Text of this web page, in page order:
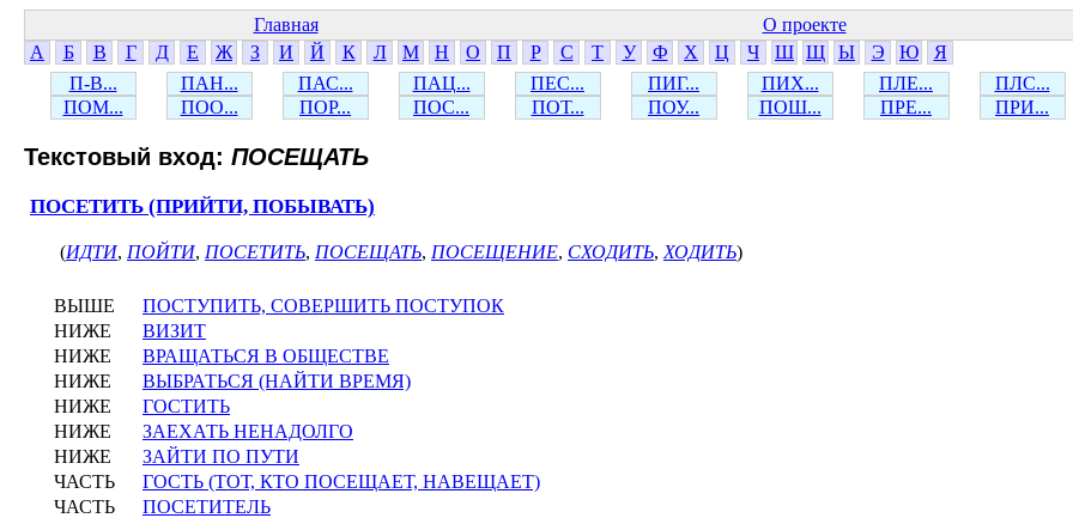
Главная
О проекте
А
Б В Г Д Е Ж З И Й К Л М Н О П Р С Т У Ф Х Ц Ч Ш Щ Ы Э Ю
Я
П-В...
ПАН... ПАС... ПАЦ... ПЕС... ПИГ... ПИХ... ПЛЕ...
ПЛС...
ПОМ...
ПОО... ПОР... ПОС... ПОТ... ПОУ... ПОШ... ПРЕ... ПРИ...
Текстовый вход: ПОСЕЩАТЬ
ПОСЕТИТЬ (ПРИЙТИ, ПОБЫВАТЬ)
(ИДТИ, ПОЙТИ, ПОСЕТИТЬ, ПОСЕЩАТЬ, ПОСЕЩЕНИЕ, СХОДИТЬ, ХОДИТЬ)
ВЫШЕ
ПОСТУПИТЬ, СОВЕРШИТЬ ПОСТУПОК
НИЖЕ
ВИЗИТ
НИЖЕ
ВРАЩАТЬСЯ В ОБЩЕСТВЕ
НИЖЕ
ВЫБРАТЬСЯ (НАЙТИ ВРЕМЯ)
НИЖЕ
ГОСТИТЬ
НИЖЕ
ЗАЕХАТЬ НЕНАДОЛГО
НИЖЕ
ЗАЙТИ ПО ПУТИ
ЧАСТЬ
ГОСТЬ (ТОТ, КТО ПОСЕЩАЕТ, НАВЕЩАЕТ)
ЧАСТЬ
ПОСЕТИТЕЛЬ